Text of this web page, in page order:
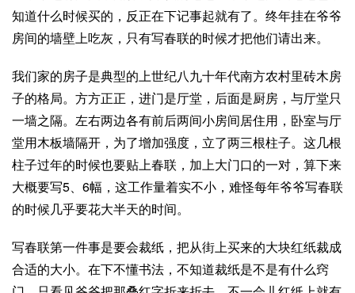
知道什么时候买的，反正在下记事起就有了。终年挂在爷爷
房间的墙壁上吃灰，只有写春联的时候才把他们请出来。
我们家的房子是典型的上世纪八九十年代南方农村里砖木房
子的格局。方方正正，进门是厅堂，后面是厨房，与厅堂只
一墙之隔。左右两边各有前后两间小房间居住用，卧室与厅
堂用木板墙隔开，为了增加强度，立了两三根柱子。这几根
柱子过年的时候也要贴上春联，加上大门口的一对，算下来
大概要写5、6幅，这工作量着实不小，难怪每年爷爷写春联
的时候几乎要花大半天的时间。
写春联第一件事是要会裁纸，把从街上买来的大块红纸裁成
合适的大小。在下不懂书法，不知道裁纸是不是有什么窍